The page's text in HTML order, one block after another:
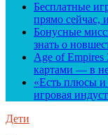
Бесплатные
прямо сейчас,
Бонусные
знать о
Age of
картами — в
«Есть плюсы
игровая
Дети